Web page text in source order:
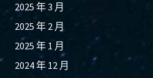
2025 年 3 月
2025 年 2 月
2025 年 1 月
2024 年 12 月